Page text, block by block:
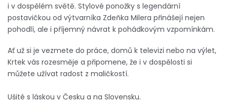
i v dospělém světě. Stylové ponožky s legendární
postavičkou od výtvarníka Zdeňka Milera přinášejí nejen
pohodlí, ale i příjemný návrat k pohádkovým vzpomínkám.
Ať už si je vezmete do práce, domů k televizi nebo na výlet,
Krtek vás rozesměje a připomene, že i v dospělosti si
můžete užívat radost z maličkostí.
Ušité s láskou v Česku a na Slovensku.